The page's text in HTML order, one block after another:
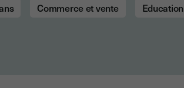
Commerce et vente Education